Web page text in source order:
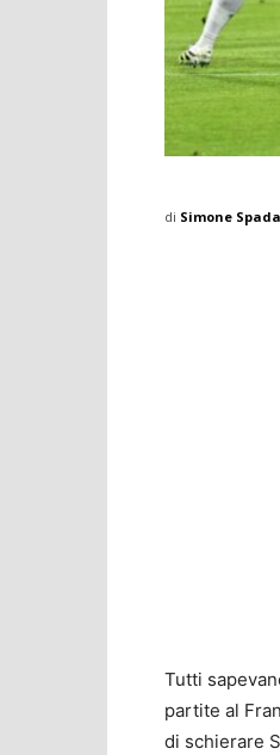
di Simone
Tutti
partite al
di schierare